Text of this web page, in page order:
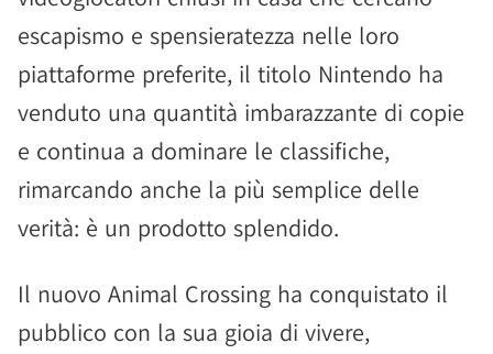
escapismo e spensieratezza nelle loro
piattaforme preferite, il titolo Nintendo ha
venduto una quantità imbarazzante di copie
e continua a dominare le classifiche,
rimarcando anche la più semplice delle
verità: è un prodotto splendido.
Il nuovo Animal Crossing ha conquistato il
pubblico con la sua gioia di vivere,